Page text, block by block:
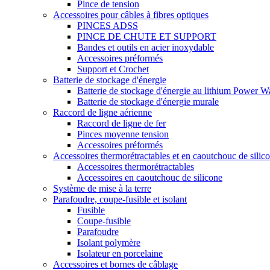
Pince de tension
Accessoires pour câbles à fibres optiques
PINCES ADSS
PINCE DE CHUTE ET SUPPORT
Bandes et outils en acier inoxydable
Accessoires préformés
Support et Crochet
Batterie de stockage d'énergie
Batterie de stockage d'énergie au lithium Power
Batterie de stockage d'énergie murale
Raccord de ligne aérienne
Raccord de ligne de fer
Pinces moyenne tension
Accessoires préformés
Accessoires thermorétractables et en caoutchouc de
Accessoires thermorétractables
Accessoires en caoutchouc de silicone
Système de mise à la terre
Parafoudre, coupe-fusible et isolant
Fusible
Coupe-fusible
Parafoudre
Isolant polymère
Isolateur en porcelaine
Accessoires et bornes de câblage